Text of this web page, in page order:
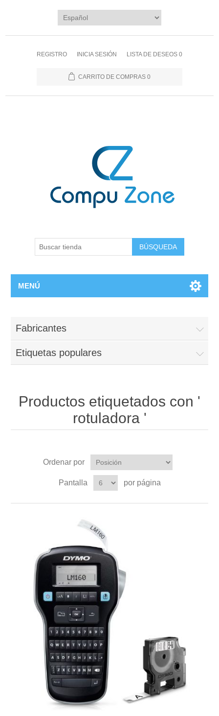
REGISTRO INICIA SESIÓN LISTA DE DESEOS 0
CARRITO DE COMPRAS 0
BÚSQUEDA
MENÚ
Fabricantes
Etiquetas populares
Productos etiquetados con '
rotuladora '
Ordenar por
Pantalla por página